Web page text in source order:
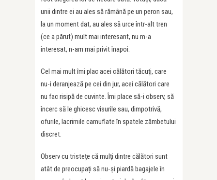
unii dintre ei au ales să rămână pe un peron sau,
la un moment dat, au ales să urce într-alt tren
(ce a părut) mult mai interesant, nu m-a
interesat, n-am mai privit înapoi.
Cel mai mult îmi plac acei călători tăcuţi, care
nu-i deranjează pe cei din jur, acei călători care
nu fac risipă de cuvinte. Îmi place să-i observ, să
încerc să le ghicesc visurile sau, dimpotrivă,
ofurile, lacrimile camuflate în spatele zâmbetului
discret.
Observ cu tristețe că mulţi dintre călători sunt
atât de preocupați să nu-şi piardă bagajele în